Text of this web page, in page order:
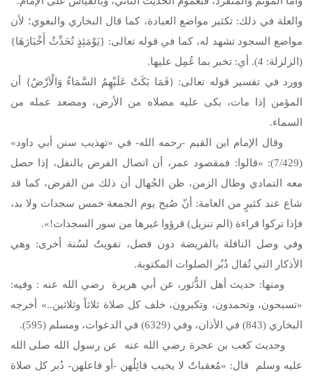
والعلة في ذلك: تكثير مواضع العبادة، كما قال البخاري والبغوي؛ لأن
مواضع السجود تشهد له، كما في قوله تعالى: {يَوْمَئِذٍ تُحَدِّثُ أَخْبَارَهَا}
(الزلزلة: 4). أي: تخبر بما عُمِل عليها.
وورد في تفسير قوله تعالى: {فَمَا بَكَتْ عَلَيْهِمُ السَّمَاءُ وَالْاَرْضُ} أن
المؤمن إذا مات، بكى عليه مصلاه من الأرض، ومصعد عمله من
السماء.
وقال الإمام ابن القيم -رحمه الله- في «تهذيب سنن أبي داود»
(7/429): «قالوا: فمقصود عمر، أن اتصال الفرض بالنفل، إذا حصل
معه التمادي وطال الزمن، ظن الجُهال أن ذلك من الفرض، كما قد
شاع عند كثيرٍ من العامة: أنّ صُبح يوم الجمعة خمس سجدات ولا بد،
فإذا تركوا قراءة (الم تنزيل) قرؤوا غيرها من سور السجدات!».
وفي وصل النافلة بالفريضة دون فصل، تفويتٌ لسُنة أخرى: وهي
الأذكار التي تُقال دُبُر الصلوات المكتوبة.
ومنها: حديث أهل الدُّثور، عن أبي هريرة رضي الله عنه : وفيه:
«تسبحون، وتحمدون، وتكبرون، خلف كل صلاة ثلاثاً وثلاثين..» أخرجه
البخاري (843) في الأذان، وفي (6329) في الدعوات، ومسلم (595).
وحديث كعب بن عجرة رضي الله عنه عن رسول الله صلى الله
عليه وسلم
قال: «مُعقباتٌ لا يخيب قائِلُهن -أو فاعلهن- دُبر كل صلاة